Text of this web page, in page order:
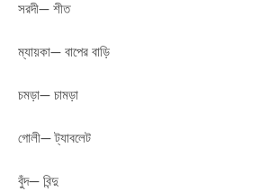
সরদী— শীত
ম্যায়কা— বাপের বাড়ি
চমড়া— চামড়া
গোলী— ট্যাবলেট
বুঁদ— বিন্দু